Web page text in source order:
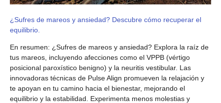
¿Sufres de mareos y ansiedad? Descubre cómo recuperar el
equilibrio.
En resumen: ¿Sufres de mareos y ansiedad? Explora la raíz de
tus mareos, incluyendo afecciones como el VPPB (vértigo
posicional paroxístico benigno) y la neuritis vestibular. Las
innovadoras técnicas de Pulse Align promueven la relajación y
te apoyan en tu camino hacia el bienestar, mejorando el
equilibrio y la estabilidad. Experimenta menos molestias y